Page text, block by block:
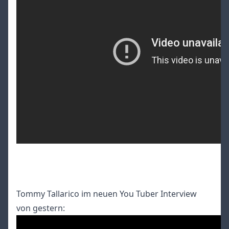
Tommy Tallarico im neuen You Tuber Interview
von gestern: